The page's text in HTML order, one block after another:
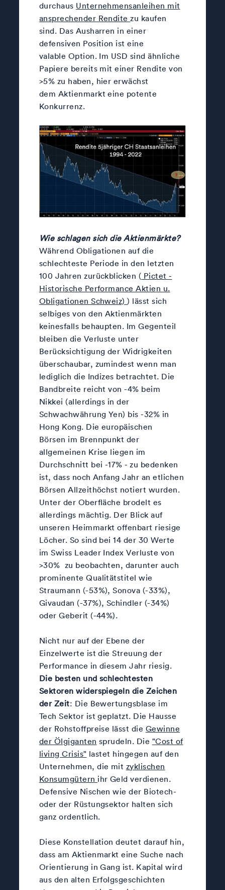
durchaus Unternehmensanleihen mit
ansprechender Renditezu kaufen
sind. Das Ausharren in einer
defensiven Position ist eine
valable Option. Im USD sind ähnliche
Papiere bereits mit einer Rendite von
>5% zu haben, hier erwächst
dem Aktienmarkt eine potente
Konkurrenz.
Wie schlagen sich die Aktienmärkte?
Während Obligationen auf die
schlechteste Periode in den letzten
100 Jahren zurückblicken ( Pictet -
Historische Performance Aktien u.
Obligationen Schweiz)) lässt sich
selbiges von den Aktienmärkten
keinesfalls behaupten. Im Gegenteil
bleiben die Verluste unter
Berücksichtigung der Widrigkeiten
überschaubar, zumindest wenn man
lediglich die Indizes betrachtet. Die
Bandbreite reicht von -4% beim
Nikkei (allerdings in der
Schwachwährung Yen) bis -32% in
Hong Kong. Die europäischen
Börsen im Brennpunkt der
allgemeinen Krise liegen im
Durchschnitt bei -17% - zu bedenken
ist, dass noch Anfang Jahr an etlichen
Börsen Allzeithöchst notiert wurden.
Unter der Oberfläche brodelt es
allerdings mächtig. Der Blick auf
unseren Heimmarkt offenbart riesige
Löcher. So sind bei 14 der 30 Werte
im Swiss Leader Index Verluste von
>30% zu beobachten, darunter auch
prominente Qualitätstitel wie
Straumann (-53%), Sonova (-33%),
Givaudan (-37%), Schindler (-34%)
oder Geberit (-44%).
Nicht nur auf der Ebene der
Einzelwerte ist die Streuung der
Performance in diesem Jahr riesig.
Die besten und schlechtesten
Sektoren widerspiegeln die Zeichen
der Zeit: Die Bewertungsblase im
Tech Sektor ist geplatzt. Die Hausse
der Rohstoffpreise lässt die Gewinne
der Ölgiganten sprudeln. Die "Cost of
living Crisis" lastet hingegen auf den
Unternehmen, die mit zyklischen
Konsumgütern ihr Geld verdienen.
Defensive Nischen wie der Biotech-
oder der Rüstungsektor halten sich
ganz ordentlich.
Diese Konstellation deutet darauf hin,
dass am Aktienmarkt eine Suche nach
Orientierung in Gang ist. Kapital wird
aus den alten Erfolgsgeschichten